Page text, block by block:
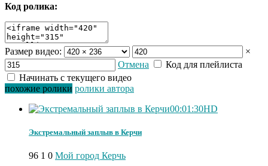
Код ролика:
Размер видео:
×
Отмена
Код для плейлиста
Начинать с текущего видео
похожие ролики ролики автора
00:01:30HD
Экстремальный заплыв в Керчи
96 1 0 Мой город Керчь